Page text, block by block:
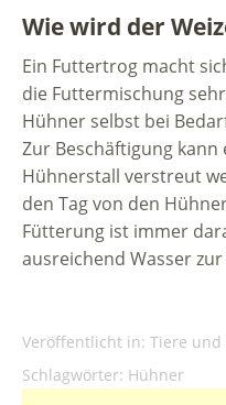
Wie wird der
Ein Futtertrog macht
die Futtermischung
Hühner selbst bei
Zur Beschäftigung kann
Hühnerstall verstreut
den Tag von den
Fütterung ist immer
ausreichend Wasser
Veröffentlicht in: Tiere und
Schlagwörter: Hühner